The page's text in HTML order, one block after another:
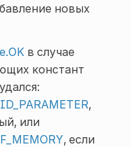
новых
в случае
констант
,
или
, если